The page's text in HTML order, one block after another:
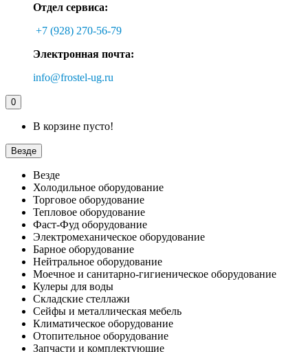
Отдел сервиса:
+7 (928) 270-56-79
Электронная почта:
info@frostel-ug.ru
0
В корзине пусто!
Везде
Везде
Холодильное оборудование
Торговое оборудование
Тепловое оборудование
Фаст-Фуд оборудование
Электромеханическое оборудование
Барное оборудование
Нейтральное оборудование
Моечное и санитарно-гигиеническое оборудование
Кулеры для воды
Складские стеллажи
Сейфы и металлическая мебель
Климатическое оборудование
Отопительное оборудование
Запчасти и комплектующие